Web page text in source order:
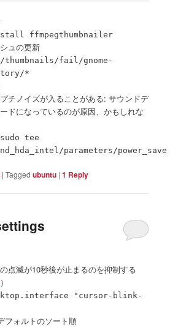
ffmpegthumbnailer
ュの更新
thumbnails/fail/gnome-
*
チノイズが入ることがある: サウンドデ
ドになっているのが原因、かもしれな
tee
parameters/power_save
|Tagged ubuntu |1 Reply
点滅が10秒後が止まるのを抑制する
）
"cursor-blink-
フォルトのソート順